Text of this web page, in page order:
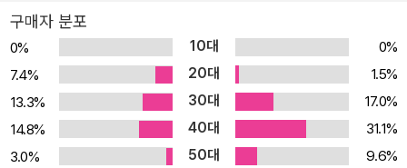
보는 마르크스의 자본론>은 경제학이나 마르크스에 대해 전혀 모르
는 사람들도 방대한 분량의 <자본론>을 이해할 수 있도록 200쪽이
조금 넘는 분량의 만화로 설명해 냈다. 단지 쉽게 풀어 쓴 것만 아니라
다양하고 재치 있는 현실의 예시들로 설명을 곁들임으로써 이해를 돕
는다.
구매자 분포
0% 10대
0%
7.4%
20대
1.5%
13.3%
30대
17.0%
14.8%
40대
31.1%
3.0%
50대
9.6%